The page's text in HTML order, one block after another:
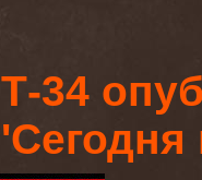
Т-34